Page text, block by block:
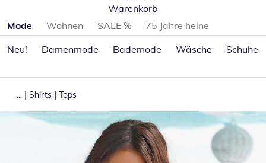
Warenkorb
Produktkategorien überspringen
Mode Wohnen SALE %
75 Jahre heine
Neu!
Damenmode Bademode Wäsche Schuhe
... | Shirts | Tops